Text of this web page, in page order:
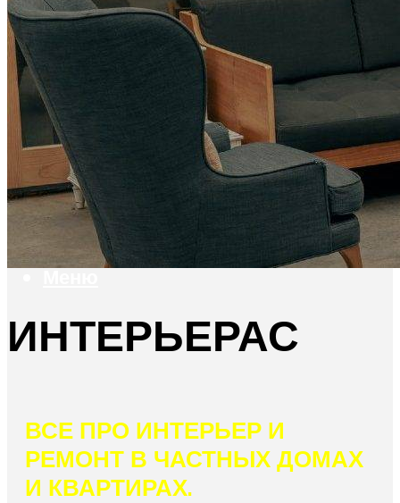
Обои, пробка
Плитка
Отделочные работы
Грунтовка
Штукатурка
Внешняя отделка
Фасад
Цоколь, фундамент
Меню
ИНТЕРЬЕРАС
ВСЕ ПРО ИНТЕРЬЕР И
РЕМОНТ В ЧАСТНЫХ ДОМАХ
И КВАРТИРАХ.